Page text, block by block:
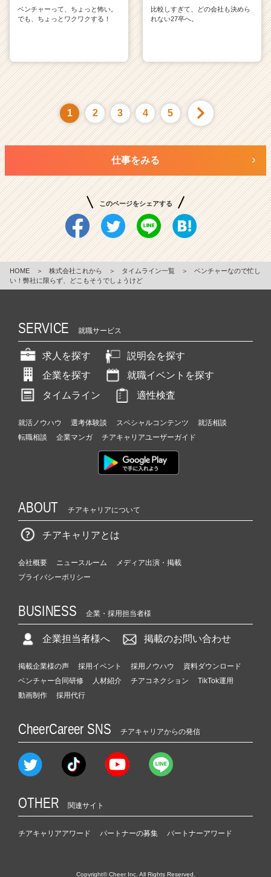
ベンチャーって、ちょっと怖い。
でも、ちょっとワクワクする！
比較しすぎて、どの会社も決めら
れない27卒へ。
1 2 3 4 5
仕事をみる
このページをシェアする
HOME ＞ 株式会社これから ＞ タイムライン一覧 ＞
ベンチャーなので忙し
い！弊社に限らず、どこもそうでしょうけど
SERVICE 就職サービス
求人を探す
説明会を探す
企業を探す
就職イベントを探す
タイムライン
適性検査
就活ノウハウ 選考体験談 スペシャルコンテンツ
就活相談
転職相談
企業マンガ チアキャリアユーザーガイド
ABOUT チアキャリアについて
チアキャリアとは
会社概要 ニュースルーム
メディア出演・掲載
プライバシーポリシー
BUSINESS 企業・採用担当者様
企業担当者様へ 掲載のお問い合わせ
掲載企業様の声 採用イベント 採用ノウハウ
資料ダウンロード
ベンチャー合同研修
人材紹介 チアコネクション
TikTok運用
動画制作
採用代行
CheerCareer SNS チアキャリアからの発信
OTHER 関連サイト
チアキャリアアワード パートナーの募集 パートナーアワード
Copyright© Cheer Inc. All Rights Reserved.